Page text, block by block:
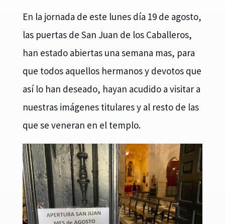
En la jornada de este lunes día 19 de agosto,
las puertas de San Juan de los Caballeros,
han estado abiertas una semana mas, para
que todos aquellos hermanos y devotos que
así lo han deseado, hayan acudido a visitar a
nuestras imágenes titulares y al resto de las
que se veneran en el templo.